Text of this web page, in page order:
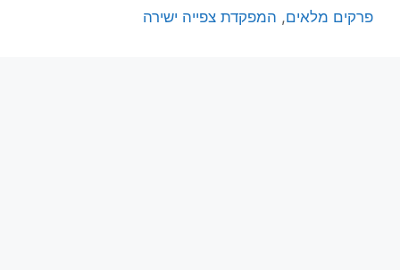
פרקים מלאים, המפקדת צפייה ישירה